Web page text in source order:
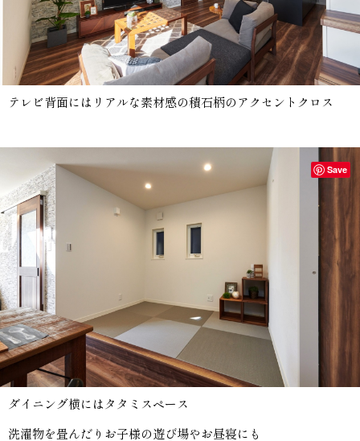
テレビ背面にはリアルな素材感の積石柄のアクセントクロス
ダイニング横にはタタミスペース
洗濯物を畳んだりお子様の遊び場やお昼寝にも
Save